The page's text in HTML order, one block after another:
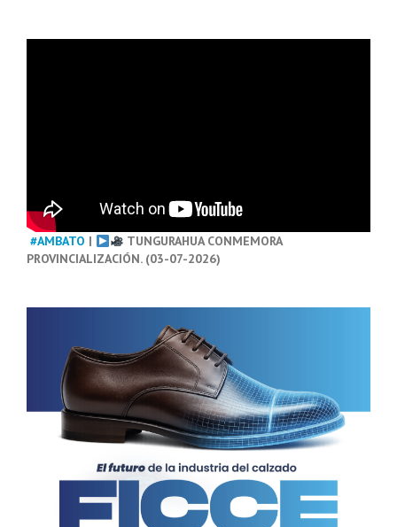
#AMBATO |
TUNGURAHUA CONMEMORA
PROVINCIALIZACIÓN. (03-07-2026)